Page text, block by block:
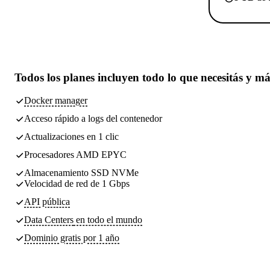
Todos los planes incluyen todo lo que necesitás y
Docker manager
Acceso rápido a logs del contenedor
Actualizaciones en 1 clic
Procesadores AMD EPYC
Almacenamiento SSD NVMe
Velocidad de red de 1 Gbps
API pública
Data Centers en todo el mundo
Dominio gratis por 1 año